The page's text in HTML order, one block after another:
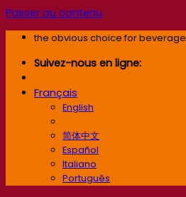
Passer au contenu
the obvious choice for beverage
Suivez-nous en ligne:
Français
English
简体中文
Español
Italiano
Português